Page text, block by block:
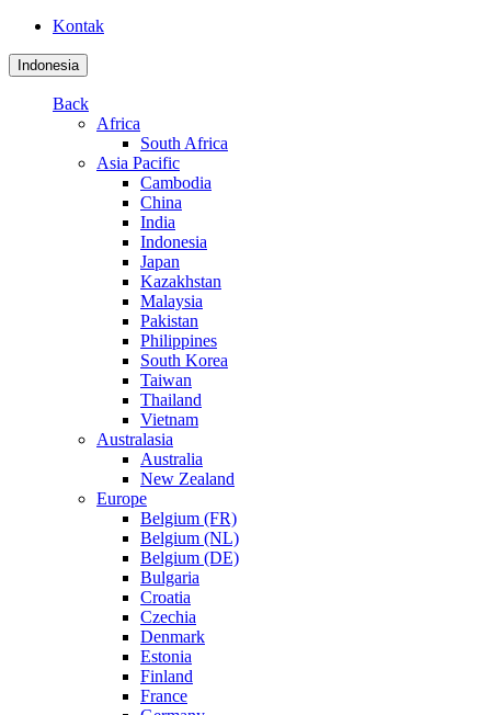
Kontak
Indonesia
Back
Africa
South Africa
Asia Pacific
Cambodia
China
India
Indonesia
Japan
Kazakhstan
Malaysia
Pakistan
Philippines
South Korea
Taiwan
Thailand
Vietnam
Australasia
Australia
New Zealand
Europe
Belgium (FR)
Belgium (NL)
Belgium (DE)
Bulgaria
Croatia
Czechia
Denmark
Estonia
Finland
France